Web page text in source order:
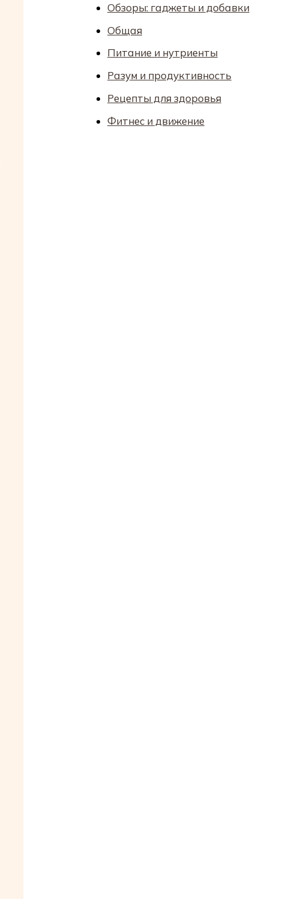
Обзоры: гаджеты и добавки
Общая
Питание и нутриенты
Разум и продуктивность
Рецепты для здоровья
Фитнес и движение